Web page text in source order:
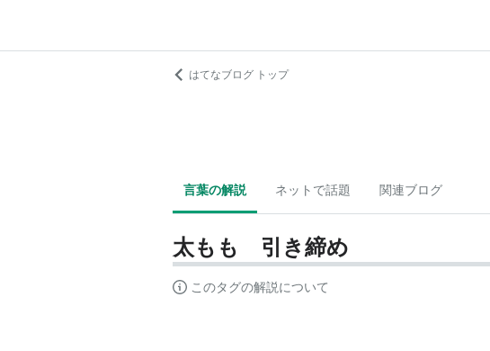
はてなブログ トップ
言葉の解説 ネットで話題 関連ブログ
太もも 引き締め
このタグの解説について